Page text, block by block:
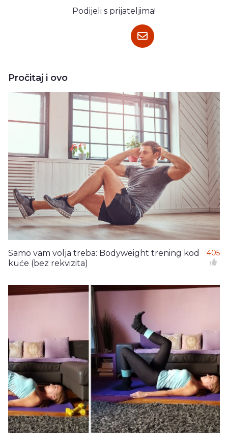
Podijeli s prijateljima!
Pročitaj i ovo
Samo vam volja treba: Bodyweight trening kod
kuće (bez rekvizita)
405